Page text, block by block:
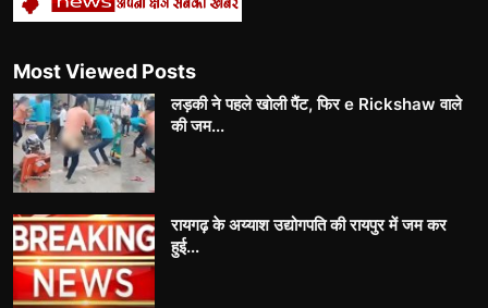
Most Viewed Posts
लड़की ने पहले खोली पैंट, फिर e Rickshaw वाले
की जम...
रायगढ़ के अय्याश उद्योगपति की रायपुर में जम कर
हुई...